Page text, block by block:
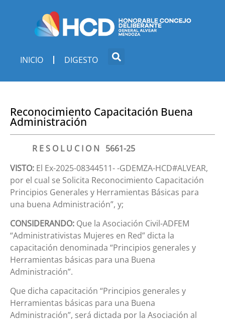
INICIO DIGESTO
Reconocimiento Capacitación Buena
Administración
R E S O L U C I O N 5661-25
VISTO: El Ex-2025-08344511- -GDEMZA-HCD#ALVEAR,
por el cual se Solicita Reconocimiento Capacitación
Principios Generales y Herramientas Básicas para
una buena Administración”, y;
CONSIDERANDO: Que la Asociación Civil-ADFEM
“Administrativistas Mujeres en Red” dicta la
capacitación denominada “Principios generales y
Herramientas básicas para una Buena
Administración”.
Que dicha capacitación “Principios generales y
Herramientas básicas para una Buena
Administración”, será dictada por la Asociación al